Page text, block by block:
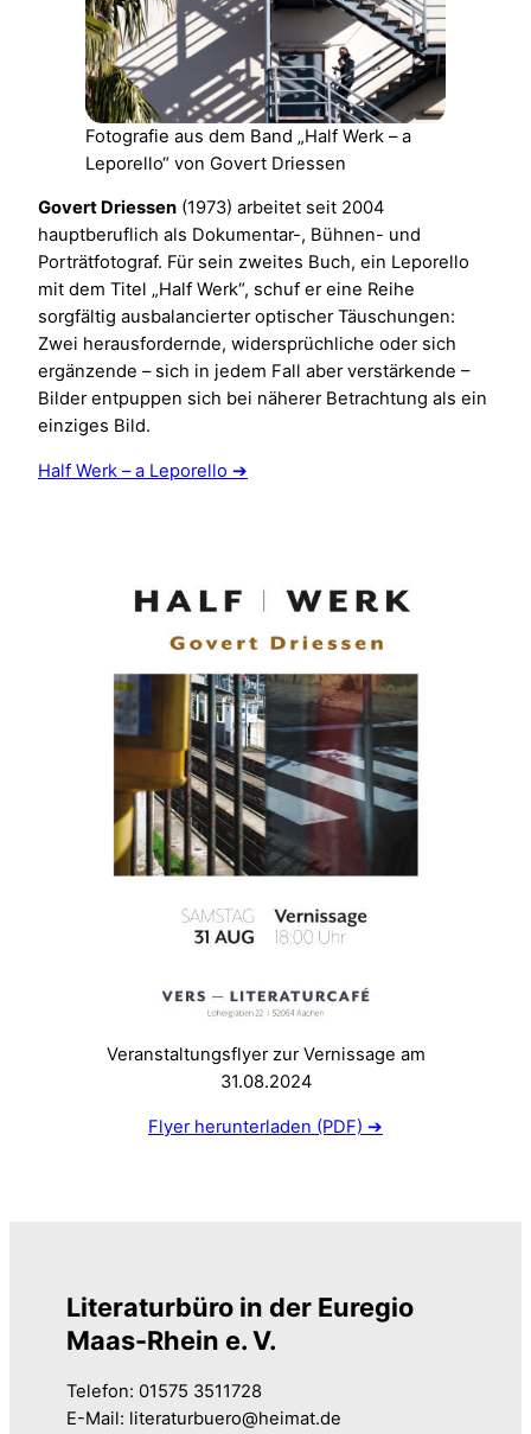
Fotografie aus dem Band „Half Werk – a
Leporello“ von Govert Driessen
Govert Driessen (1973) arbeitet seit 2004
hauptberuflich als Dokumentar-, Bühnen- und
Porträtfotograf. Für sein zweites Buch, ein Leporello
mit dem Titel „Half Werk“, schuf er eine Reihe
sorgfältig ausbalancierter optischer Täuschungen:
Zwei herausfordernde, widersprüchliche oder sich
ergänzende – sich in jedem Fall aber verstärkende –
Bilder entpuppen sich bei näherer Betrachtung als ein
einziges Bild.
Half Werk – a Leporello ➔
Veranstaltungsflyer zur Vernissage am
31.08.2024
Flyer herunterladen (PDF) ➔
Literaturbüro in der Euregio
Maas-Rhein e. V.
Telefon: 01575 3511728
E-Mail: literaturbuero@heimat.de